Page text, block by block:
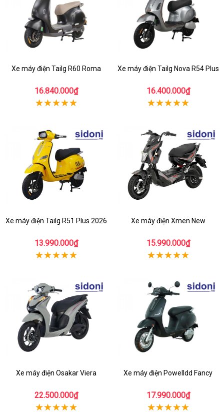
Xe máy điện Tailg R60 Roma
16.840.000₫
Xe máy điện Tailg Nova R54 Plus
16.400.000₫
Xe máy điện Tailg R51 Plus 2026
13.990.000₫
Xe máy điện Xmen New
15.990.000₫
Xe máy điện Osakar Viera
22.500.000₫
Xe máy điện Powelldd Fancy
17.990.000₫